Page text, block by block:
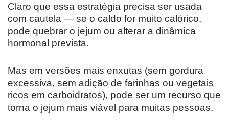
Claro que essa estratégia precisa ser usada
com cautela — se o caldo for muito calórico,
pode quebrar o jejum ou alterar a dinâmica
hormonal prevista.
Mas em versões mais enxutas (sem gordura
excessiva, sem adição de farinhas ou vegetais
ricos em carboidratos), pode ser um recurso que
torna o jejum mais viável para muitas pessoas.